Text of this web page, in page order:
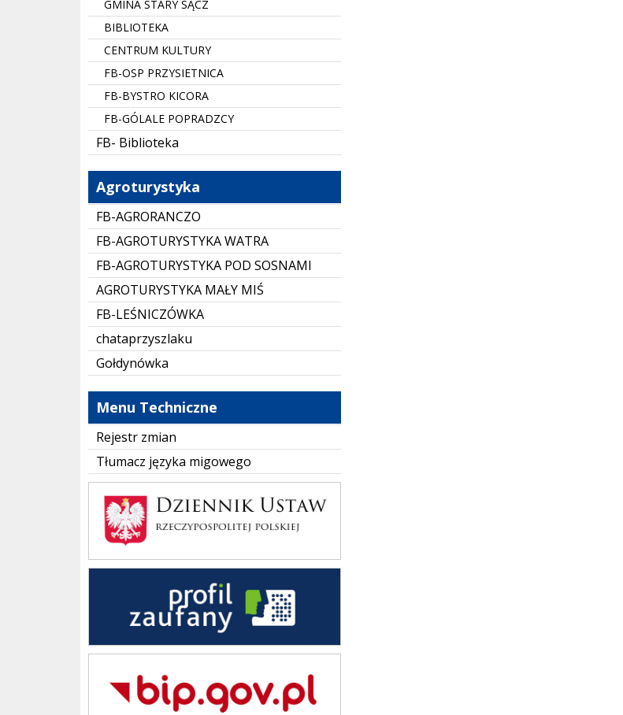
GMINA STARY SĄCZ
BIBLIOTEKA
CENTRUM KULTURY
FB-OSP PRZYSIETNICA
FB-BYSTRO KICORA
FB-GÓLALE POPRADZCY
FB- Biblioteka
Agroturystyka
FB-AGRORANCZO
FB-AGROTURYSTYKA WATRA
FB-AGROTURYSTYKA POD SOSNAMI
AGROTURYSTYKA MAŁY MIŚ
FB-LEŚNICZÓWKA
chataprzyszlaku
Gołdynówka
Menu Techniczne
Rejestr zmian
Tłumacz języka migowego
Dziennik Polski
Zaufany Profil
Bip Gov pl